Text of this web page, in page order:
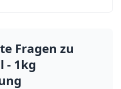
Fragen zu
- 1kg